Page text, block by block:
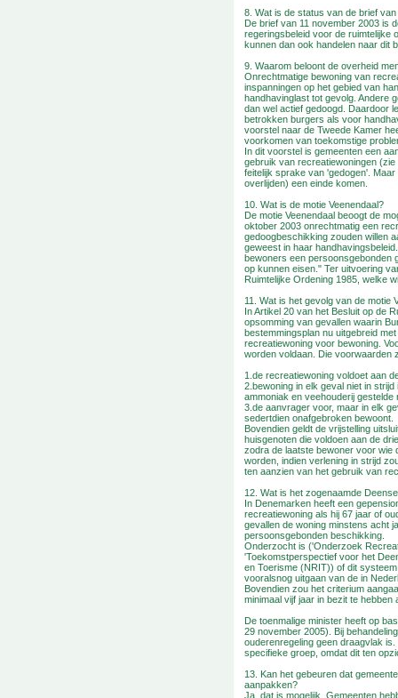
8. Wat is de status van de brief
De brief van 11 november 2003 is
regeringsbeleid voor de ruimtelijke
kunnen dan ook handelen naar dit
9. Waarom beloont de overheid
Onrechtmatige bewoning van
inspanningen op het gebied van
handhavinglast tot gevolg. Andere
dan wel actief gedoogd. Daardoor
betrokken burgers als voor
voorstel naar de Tweede Kamer
voorkomen van toekomstige
In dit voorstel is gemeenten een
gebruik van recreatiewoningen
feitelijk sprake van 'gedogen'.
overlijden) een einde komen.
10. Wat is de motie Veenendaal?
De motie Veenendaal beoogt de
oktober 2003 onrechtmatig een
gedoogbeschikking zouden willen
geweest in haar
bewoners een persoonsgebonden
op kunnen eisen." Ter uitvoering
Ruimtelijke Ordening 1985, welke
11. Wat is het gevolg van de motie
In Artikel 20 van het Besluit op de
opsomming van gevallen waarin
bestemmingsplan nu uitgebreid
recreatiewoning voor bewoning.
worden voldaan. Die voorwaarden
1.de recreatiewoning voldoet aan
2.bewoning in elk geval niet in
ammoniak en veehouderij
3.de aanvrager voor, maar in elk
sedertdien onafgebroken bewoont.
Bovendien geldt de vrijstelling
huisgenoten die voldoen aan de
zodra de laatste bewoner voor wie
worden, indien verlening in strijd
ten aanzien van het gebruik van
12. Wat is het zogenaamde
In Denemarken heeft een
recreatiewoning als hij 67 jaar of
gevallen de woning minstens acht
persoonsgebonden beschikking.
Onderzocht is ('Onderzoek
'Toekomstperspectief voor het
en Toerisme (NRIT)) of dit
vooralsnog uitgaan van de in
Bovendien zou het criterium
minimaal vijf jaar in bezit te
De toenmalige minister heeft op
29 november 2005). Bij
ouderenregeling geen draagvlak
specifieke groep, omdat dit ten
13. Kan het gebeuren dat
aanpakken?
Ja, dat is mogelijk. Gemeenten